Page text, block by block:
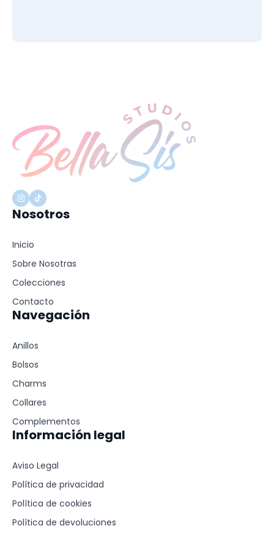
Nosotros
Inicio
Sobre Nosotras
Colecciones
Contacto
Navegación
Anillos
Bolsos
Charms
Collares
Complementos
Información legal
Aviso Legal
Política de privacidad
Política de cookies
Política de devoluciones